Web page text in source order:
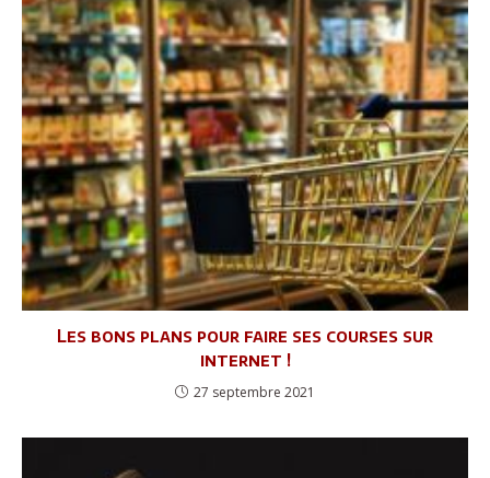
Les bons plans pour faire ses courses sur
internet !
27 septembre 2021